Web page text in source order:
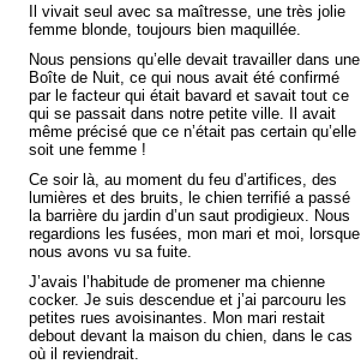
Il vivait seul avec sa maîtresse, une très jolie
femme blonde, toujours bien maquillée.
Nous pensions qu’elle devait travailler dans une
Boîte de Nuit, ce qui nous avait été confirmé
par le facteur qui était bavard et savait tout ce
qui se passait dans notre petite ville. Il avait
même précisé que ce n’était pas certain qu’elle
soit une femme !
Ce soir là, au moment du feu d’artifices, des
lumières et des bruits, le chien terrifié a passé
la barrière du jardin d’un saut prodigieux. Nous
regardions les fusées, mon mari et moi, lorsque
nous avons vu sa fuite.
J’avais l’habitude de promener ma chienne
cocker. Je suis descendue et j’ai parcouru les
petites rues avoisinantes. Mon mari restait
debout devant la maison du chien, dans le cas
où il reviendrait.